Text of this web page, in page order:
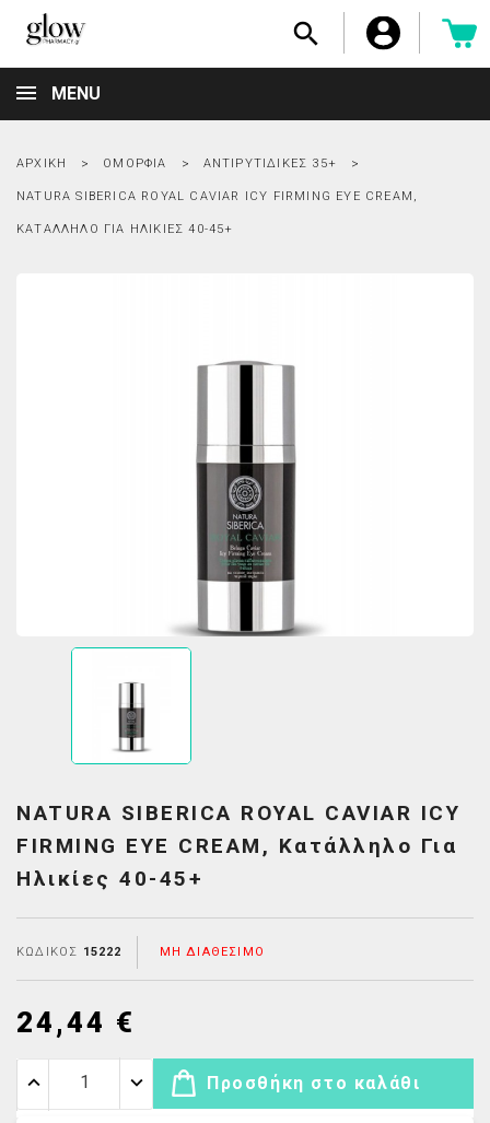

MENU
ΑΡΧΙΚΉ ΟΜΟΡΦΙΆ ΑΝΤΙΡΥΤΙΔΙΚΈΣ 35+
NATURA SIBERICA ROYAL CAVIAR ICY FIRMING EYE CREAM,
ΚΑΤΆΛΛΗΛΟ ΓΙΑ ΗΛΙΚΊΕΣ 40-45+
NATURA SIBERICA ROYAL CAVIAR ICY
FIRMING EYE CREAM, Κατάλληλο Για
Ηλικίες 40-45+
ΚΩΔΙΚΌΣ 15222 ΜΗ ΔΙΑΘΈΣΙΜΟ
24,44 €
Προσθήκη στο καλάθι